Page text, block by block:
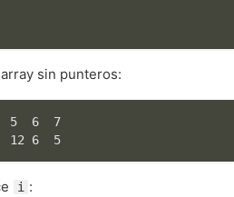
sin punteros:
5  6  7
i :